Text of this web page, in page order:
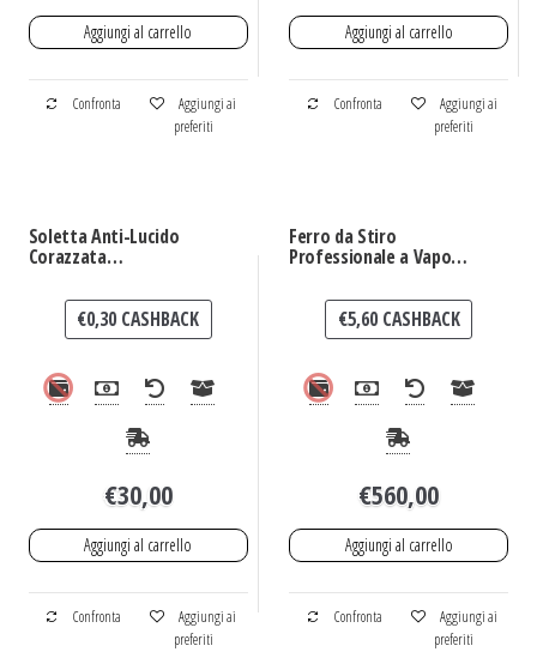
Aggiungi al carrello
Confronta
Aggiungi ai
preferiti
Aggiungi al carrello
Confronta
Aggiungi ai
preferiti
Soletta Anti-Lucido
Corazzata
Originale Termostir
€0,30 CASHBACK
€30,00
Aggiungi al carrello
Confronta
Aggiungi ai
preferiti
Ferro da Stiro
Professionale a Vapore
€5,60CASHBACK
€560,00
Aggiungi al carrello
Confronta
Aggiungi ai
preferiti